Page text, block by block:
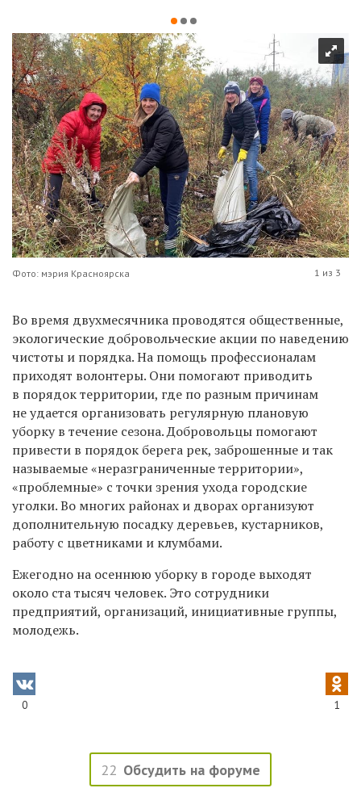
Фото: мэрия Красноярска 1 из 3
Во время двухмесячника проводятся общественные,
экологические добровольческие акции по наведению
чистоты и порядка. На помощь профессионалам
приходят волонтеры. Они помогают приводить
в порядок территории, где по разным причинам
не удается организовать регулярную плановую
уборку в течение сезона. Добровольцы помогают
привести в порядок берега рек, заброшенные и так
называемые «неразграниченные территории»,
«проблемные» с точки зрения ухода городские
уголки. Во многих районах и дворах организуют
дополнительную посадку деревьев, кустарников,
работу с цветниками и клумбами.
Ежегодно на осеннюю уборку в городе выходят
около ста тысяч человек. Это сотрудники
предприятий, организаций, инициативные группы,
молодежь.
0 1
22 Обсудить на форуме